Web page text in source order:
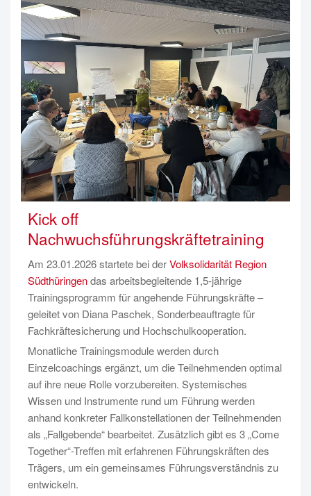
Kick off
Nachwuchsführungskräftetraining
Am 23.01.2026 startete bei derVolksolidarität Region
Südthüringendas arbeitsbegleitende 1,5-jährige
Trainingsprogramm für angehende Führungskräfte –
geleitet von Diana Paschek, Sonderbeauftragte für
Fachkräftesicherung und Hochschulkooperation.
Monatliche Trainingsmodule werden durch
Einzelcoachings ergänzt, um die Teilnehmenden optimal
auf ihre neue Rolle vorzubereiten. Systemisches
Wissen und Instrumente rund um Führung werden
anhand konkreter Fallkonstellationen der Teilnehmenden
als „Fallgebende“ bearbeitet. Zusätzlich gibt es 3 „Come
Together“-Treffen mit erfahrenen Führungskräften des
Trägers, um ein gemeinsames Führungsverständnis zu
entwickeln.